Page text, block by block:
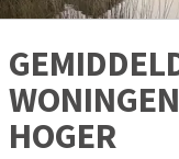
HOGER